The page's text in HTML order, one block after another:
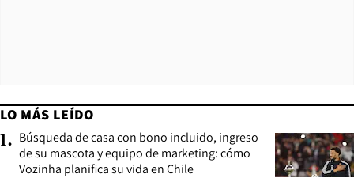
LO MÁS LEÍDO
1. Búsqueda de casa con bono incluido, ingreso
de su mascota y equipo de marketing: cómo
Vozinha planifica su vida en Chile